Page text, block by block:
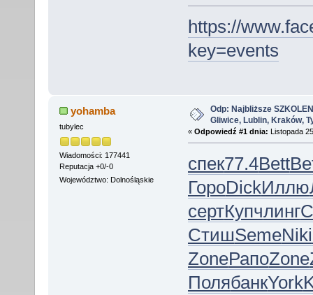
https://
key=events
yohamba
tubylec
Wiadomości: 177441
Reputacja +0/-0
Województwo: Dolnośląskie
Odp: Najbliższe
Gliwice, Lublin, Kraków,
« Odpowiedź #1 dnia: Listopada
спек77.4Bett
ГороDickИллю
сертКупчлинг
СтишSemeNiki
ZoneРапоZone
ПолябанкYork